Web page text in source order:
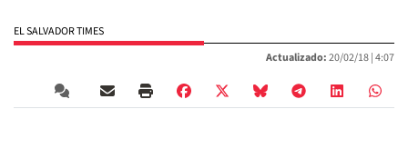
EL SALVADOR TIMES
Actualizado:20/02/18 |4:07